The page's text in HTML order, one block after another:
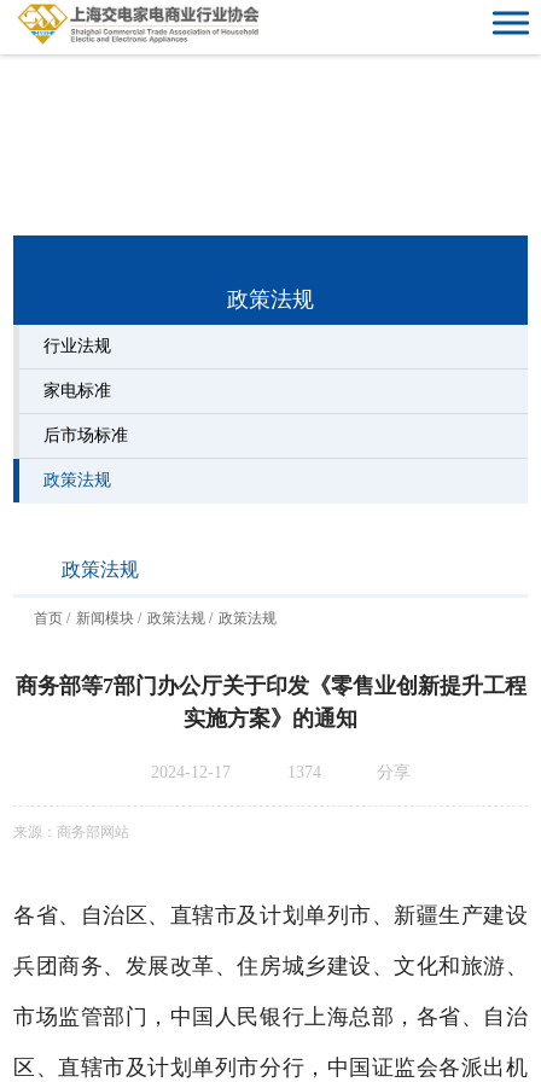
政策法规
行业法规
家电标准
后市场标准
政策法规
政策法规
首页 新闻模块 政策法规 政策法规
商务部等7部门办公厅关于印发《零售业创新提升工程
实施方案》的通知
2024-12-17 1374 分享
来源：商务部网站
各省、自治区、直辖市及计划单列市、新疆生产建设
兵团商务、发展改革、住房城乡建设、文化和旅游、
市场监管部门，中国人民银行上海总部，各省、自治
区、直辖市及计划单列市分行，中国证监会各派出机